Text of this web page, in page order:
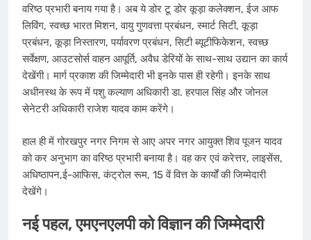
वरिष्ठ प्रभारी बनाय गया है। अब ये डोर टू डोर कूड़ा कलेक्शन, ईज आफ
लिविंग, स्वच्छ भारत मिशन, वायु गुणवत्ता प्रबंधन, स्मार्ट सिटी, कूड़ा
प्रबंधन, कूड़ा निस्तारण, पर्यावरण प्रबंधन, सिटी ब्यूटीफिकेशन, स्वच्छ
सर्वेक्षण, आउटसोर्स वाहन आपूर्ति, अवैध डेरियों के साथ-साथ उद्यान का कार्य
देखेंगी। मार्ग प्रकाश की जिम्मेदारी भी इनके पास ही रहेगी। इनके साथ
अधीनस्थ के रूप में पशु कल्याण अ​धिकारी डा. हरपाल सिंह और जोनल
सेनेटरी अधिकारी राजेश यादव काम करेंगे।
हाल ही में गोरखपुर नगर निगम से आए अपर नगर आयुक्त शिव पूजन यादव
को कर अनुभाग का वरिष्ठ प्रभारी बनाया है। वह कर एवं करेत्तर, लाइसेंस,
अधिष्ठापन,ई-आफिस, कंट्रोल रूम, 15 वें वित्त के कार्यों की जिम्मेदारी
देखेंगे।
नई पहल, एमएनएलपी को विज्ञान की जिम्मेदारी